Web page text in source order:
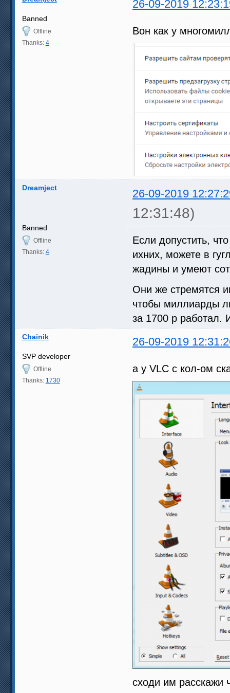
26-09-2019
Banned
Offline
Thanks: 4
Вон как у
Dreamject 26-09-2019
12:31:48)
Banned
Offline
Thanks: 4
Если допустить,
ихних, можете в
жадины и умеют
Они же стремятся
чтобы миллиарды
за 1700 р работал.
Chainik 26-09-2019
SVP developer
Offline
Thanks: 1730
а у VLC с кол-ом
сходи им расскажи